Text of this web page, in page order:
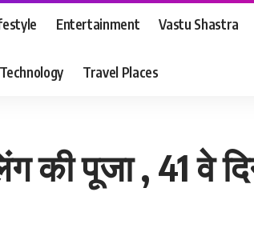
Entertainment Vastu Shastra
Technology Travel Places
पूजा , 41 वे